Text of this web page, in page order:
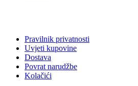
Pravilnik privatnosti
Uvjeti kupovine
Dostava
Povrat narudžbe
Kolačići